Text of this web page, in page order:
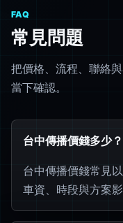
FAQ
常見問題
把價格、流程、聯絡
當下確認。
台中傳播價錢多少？
台中傳播價錢常見
車資、時段與方案影